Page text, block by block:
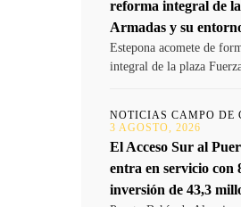
reforma integral de
Armadas y su
Estepona acomete de
integral de la plaza
NOTICIAS CAMPO DE
3 AGOSTO, 2026
El Acceso Sur al
entra en servicio con
inversión de 43,3